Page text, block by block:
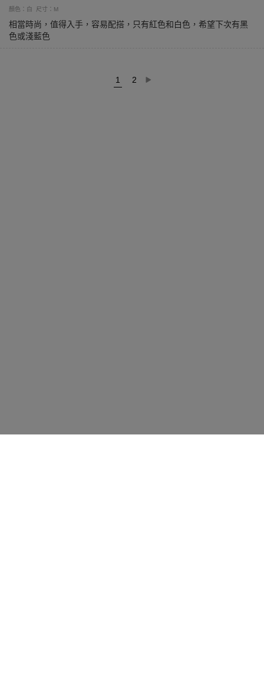
顏色：白
尺寸：M
相當時尚，值得入手，容易配搭，只有紅色和白色，希望下次有黑
色或淺藍色
1 2